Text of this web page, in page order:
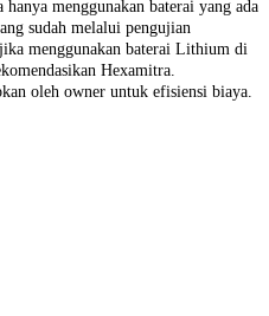
menggunakan baterai yang ada
sudah melalui pengujian
menggunakan baterai Lithium di
Hexamitra.
oleh owner untuk efisiensi biaya.